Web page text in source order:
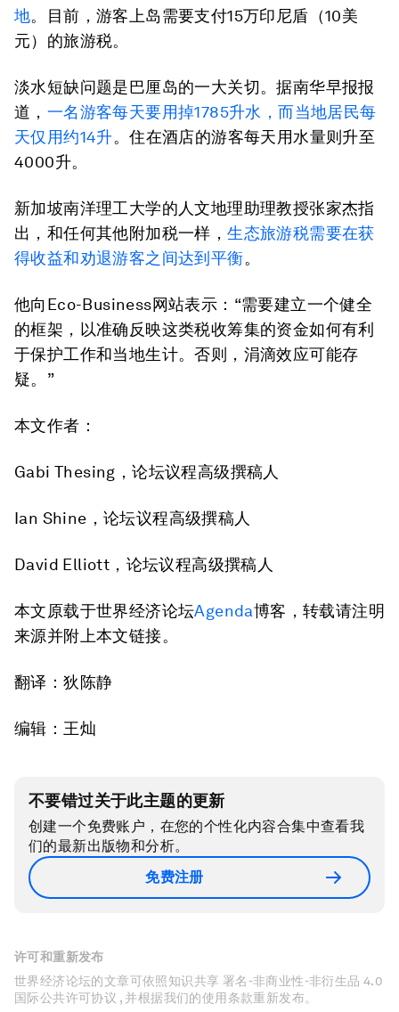
地。目前，游客上岛需要支付15万印尼盾（10美
元）的旅游税。
淡水短缺问题是巴厘岛的一大关切。据南华早报报
道， 一名游客每天要用掉1785升水，而当地居民每
天仅用约14升。住在酒店的游客每天用水量则升至
4000升。
新加坡南洋理工大学的人文地理助理教授张家杰指
出，和任何其他附加税一样，生态旅游税需要在获
得收益和劝退游客之间达到平衡。
他向Eco-Business网站表示：“需要建立一个健全
的框架，以准确反映这类税收筹集的资金如何有利
于保护工作和当地生计。否则，涓滴效应可能存
疑。”
本文作者：
Gabi Thesing，论坛议程高级撰稿人
Ian Shine，论坛议程高级撰稿人
David Elliott，论坛议程高级撰稿人
本文原载于世界经济论坛Agenda博客，转载请注明
来源并附上本文链接。
翻译：狄陈静
编辑：王灿
不要错过关于此主题的更新
创建一个免费账户，在您的个性化内容合集中查看我
们的最新出版物和分析。
免费注册
许可和重新发布
世界经济论坛的文章可依照知识共享 署名-非商业性-非衍生品 4.0
国际公共许可协议 , 并根据我们的使用条款重新发布。